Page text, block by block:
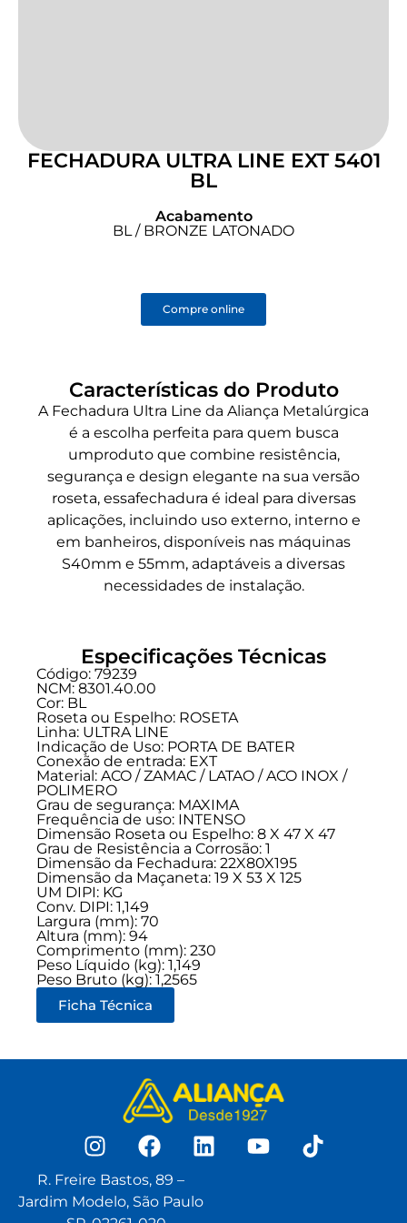
FECHADURA ULTRA LINE EXT 5401
BL
Acabamento
BL / BRONZE LATONADO
Compre online
Características do Produto
A Fechadura Ultra Line da Aliança Metalúrgica
é a escolha perfeita para quem busca
umproduto que combine resistência,
segurança e design elegante na sua versão
roseta, essafechadura é ideal para diversas
aplicações, incluindo uso externo, interno e
em banheiros, disponíveis nas máquinas
S40mm e 55mm, adaptáveis a diversas
necessidades de instalação.
Especificações Técnicas
Código: 79239
NCM: 8301.40.00
Cor: BL
Roseta ou Espelho: ROSETA
Linha: ULTRA LINE
Indicação de Uso: PORTA DE BATER
Conexão de entrada: EXT
Material: ACO / ZAMAC / LATAO / ACO INOX /
POLIMERO
Grau de segurança: MAXIMA
Frequência de uso: INTENSO
Dimensão Roseta ou Espelho: 8 X 47 X 47
Grau de Resistência a Corrosão: 1
Dimensão da Fechadura: 22X80X195
Dimensão da Maçaneta: 19 X 53 X 125
UM DIPI: KG
Conv. DIPI: 1,149
Largura (mm): 70
Altura (mm): 94
Comprimento (mm): 230
Peso Líquido (kg): 1,149
Peso Bruto (kg): 1,2565
Ficha Técnica
R. Freire Bastos, 89 –
Jardim Modelo, São Paulo